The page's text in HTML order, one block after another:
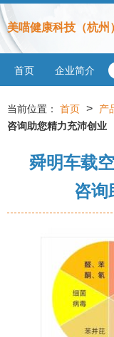
美喵健康科技（杭州
首页 企业简介
当前位置： 首页 > 产
咨询助您精力充沛创业
舜明车载
咨询